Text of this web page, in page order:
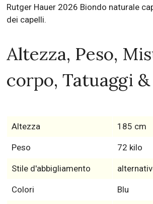
Rutger Hauer 2026 Biondo naturale
dei capelli.
Altezza, Peso,
corpo, Tatuaggi
Altezza 185 cm
Peso 72 kilo
Stile d'abbigliamento
Colori Blu